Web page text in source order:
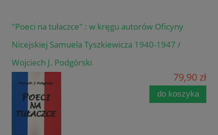
"Poeci na tułaczce" : w kręgu autorów Oficyny
Nicejskiej Samuela Tyszkiewicza 1940-1947 /
Wojciech J. Podgórski
79,90 zł
do koszyka